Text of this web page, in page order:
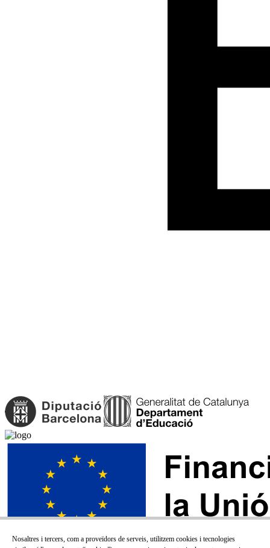
Nosaltres i tercers, com a proveïdors de serveis, utilitzem cookies i tecnologies